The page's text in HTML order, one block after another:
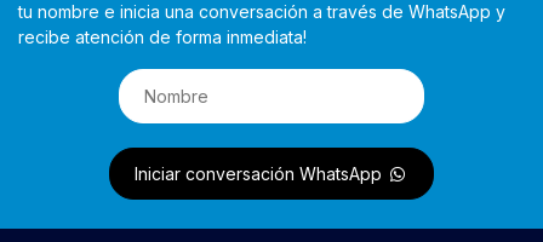
tu nombre e inicia una conversación a través de WhatsApp y
recibe atención de forma inmediata!
Iniciar conversación WhatsApp